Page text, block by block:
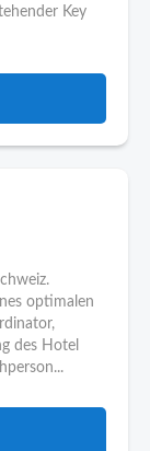
Key
optimalen
des Hotel